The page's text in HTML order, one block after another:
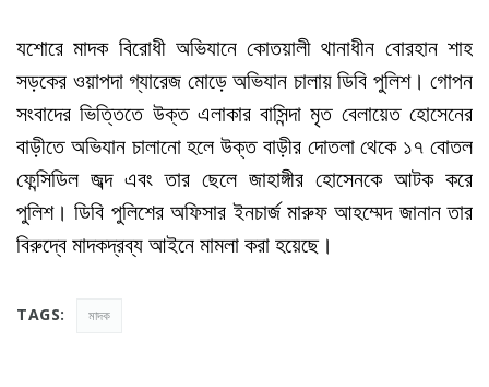
যশোরে মাদক বিরোধী অভিযানে কোতয়ালী থানাধীন বোরহান শাহ
সড়কের ওয়াপদা গ্যারেজ মোড়ে অভিযান চালায় ডিবি পুলিশ। গোপন
সংবাদের ভিত্তিতে উক্ত এলাকার বাসিন্দা মৃত বেলায়েত হোসেনের
বাড়ীতে অভিযান চালানো হলে উক্ত বাড়ীর দোতলা থেকে ১৭ বোতল
ফেন্সিডিল জব্দ এবং তার ছেলে জাহাঙ্গীর হোসেনকে আটক করে
পুলিশ। ডিবি পুলিশের অফিসার ইনচার্জ মারুফ আহম্মেদ জানান তার
বিরুদ্বে মাদকদ্রব্য আইনে মামলা করা হয়েছে।
TAGS: মাদক